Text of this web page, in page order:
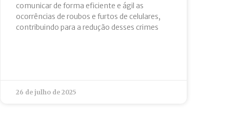
comunicar de forma eficiente e ágil as
ocorrências de roubos e furtos de celulares,
contribuindo para a redução desses crimes
26 de julho de 2025